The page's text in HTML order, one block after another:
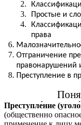
Простые и
права
Отграничение
правонарушений
Преступление в
Преступле́ние
(общественно